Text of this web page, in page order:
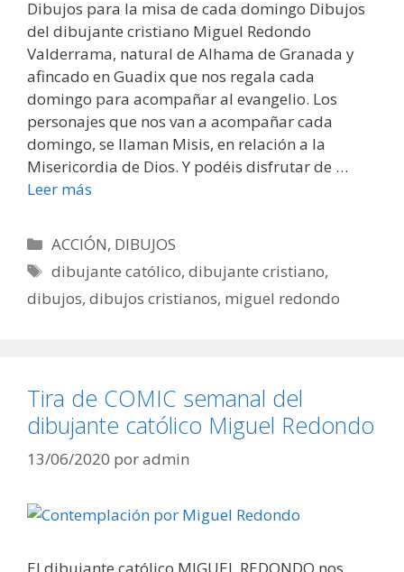
Dibujos para la misa de cada domingo Dibujos
del dibujante cristiano Miguel Redondo
Valderrama, natural de Alhama de Granada y
afincado en Guadix que nos regala cada
domingo para acompañar al evangelio. Los
personajes que nos van a acompañar cada
domingo, se llaman Misis, en relación a la
Misericordia de Dios. Y podéis disfrutar de …
Leer más
Categorías
ACCIÓN, DIBUJOS
Etiquetas
dibujante católico,dibujante cristiano,
dibujos, dibujos cristianos, miguel redondo
Tira de COMIC semanal del
dibujante católico Miguel Redondo
13/06/2020 poradmin